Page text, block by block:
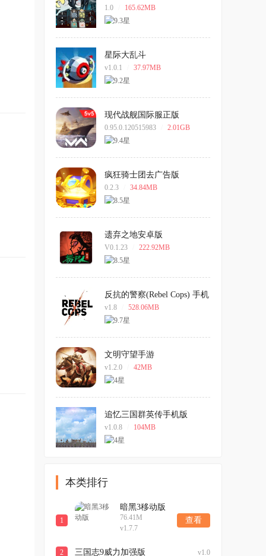
1.0 165.62MB
星际大乱斗
v1.0.1 37.97MB
现代战舰国际服正版
0.95.0.120515983 2.01GB
疯狂骑士团去广告版
0.2.3 34.84MB
遗弃之地安卓版
V0.1.23 222.92MB
反抗的警察(Rebel Cops) 手机
版
v1.8 528.06MB
文明守望手游
v1.2.0 42MB
追忆三国群英传手机版
v1.0.8 104MB
本类排行
1
暗黑3移动版
76.41M
v1.7.7
查看
2 三国志9威力加强版 v1.0